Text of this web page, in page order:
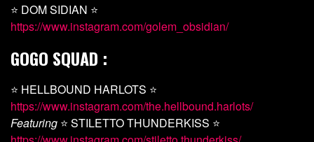
⭐ DOM SIDIAN ⭐
https://www.instagram.com/golem_obsidian/
GOGO SQUAD :
⭐ HELLBOUND HARLOTS ⭐
https://www.instagram.com/the.hellbound.harlots/
Featuring ⭐ STILETTO THUNDERKISS ⭐